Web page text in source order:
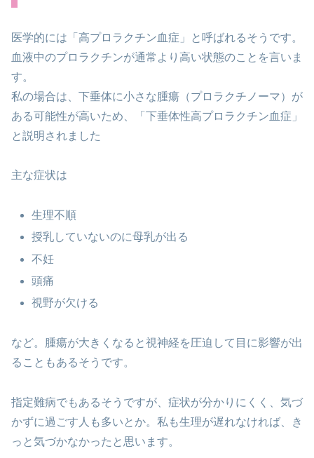
医学的には「高プロラクチン血症」と呼ばれるそうです。
血液中のプロラクチンが通常より高い状態のことを言いま
す。
私の場合は、下垂体に小さな腫瘍（プロラクチノーマ）が
ある可能性が高いため、「下垂体性高プロラクチン血症」
と説明されました
主な症状は
生理不順
授乳していないのに母乳が出る
不妊
頭痛
視野が欠ける
など。腫瘍が大きくなると視神経を圧迫して目に影響が出
ることもあるそうです。
指定難病でもあるそうですが、症状が分かりにくく、気づ
かずに過ごす人も多いとか。私も生理が遅れなければ、き
っと気づかなかったと思います。